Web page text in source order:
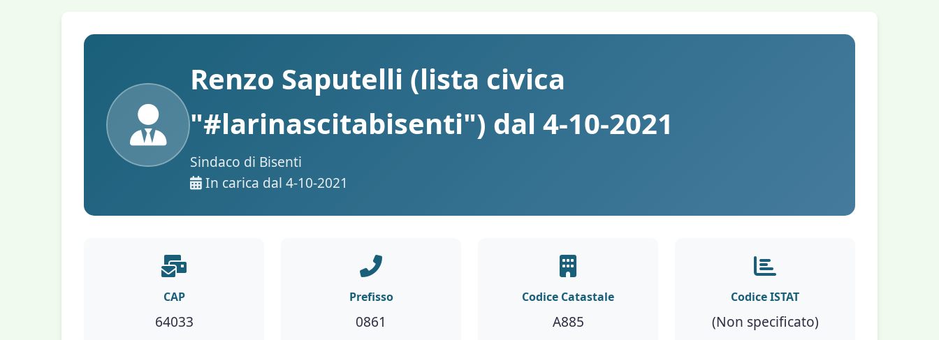
Renzo Saputelli (lista civica
"#larinascitabisenti") dal 4-10-2021
Sindaco di Bisenti
In carica dal 4-10-2021
CAP
64033
Prefisso
0861
Codice Catastale
A885
Codice ISTAT
(Non specificato)